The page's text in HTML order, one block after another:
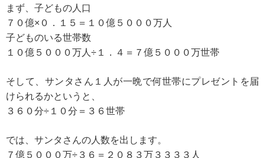
まず、子どもの人口
７０億×０．１５＝１０億５０００万人
子どものいる世帯数
１０億５０００万人÷１．４＝７億５０００万世帯
そして、サンタさん１人が一晩で何世帯にプレゼントを届
けられるかというと、
３６０分÷１０分＝３６世帯
では、サンタさんの人数を出します。
７億５０００万÷３６＝２０８３万３３３３人